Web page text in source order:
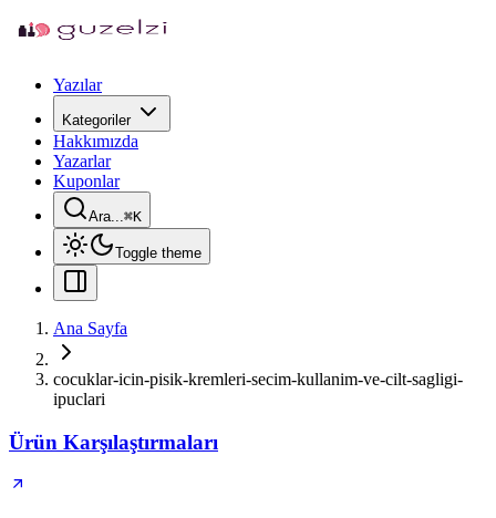
Yazılar
Kategoriler
Hakkımızda
Yazarlar
Kuponlar
Ara...⌘K
Toggle theme
Ana Sayfa
cocuklar-icin-pisik-kremleri-secim-kullanim-ve-cilt-sagligi-
ipuclari
Ürün Karşılaştırmaları